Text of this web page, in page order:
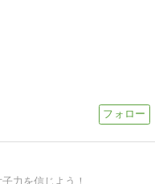
力を信じよう！